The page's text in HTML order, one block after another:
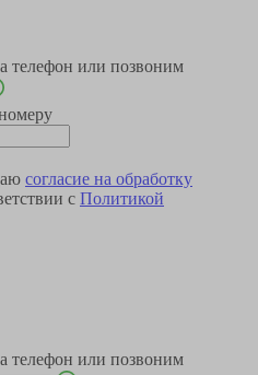
телефон или позвоним
согласие на обработку
с Политикой
телефон или позвоним